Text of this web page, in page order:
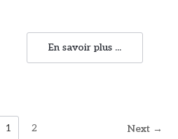
En savoir plus ...
1 2 Next →